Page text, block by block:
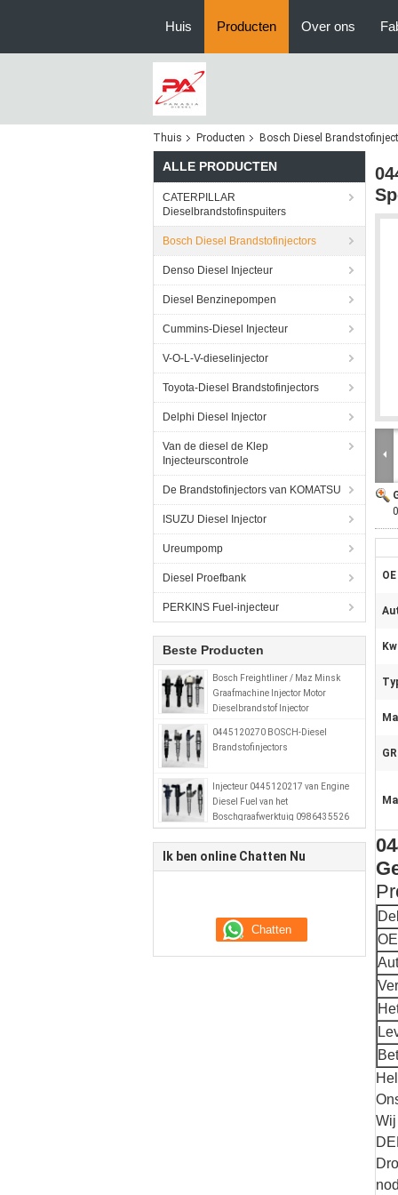
Huis Producten Over ons
Thuis Producten Bosch Diesel
ALLE PRODUCTEN
CATERPILLAR
Dieselbrandstofinspuiters
Bosch Diesel Brandstofinjectors
Denso Diesel Injecteur
Diesel Benzinepompen
Cummins-Diesel Injecteur
V-O-L-V-dieselinjector
Toyota-Diesel Brandstofinjectors
Delphi Diesel Injector
Van de diesel de Klep
Injecteurscontrole
De Brandstofinjectors van KOMATSU
ISUZU Diesel Injector
Ureumpomp
Diesel Proefbank
PERKINS Fuel-injecteur
Beste Producten
Bosch Freightliner / Maz Minsk
Graafmachine Injector Motor
Dieselbrandstof Injector
A0280746902
0445120270 BOSCH-Diesel
Brandstofinjectors
Injecteur 0445120217 van Engine
Diesel Fuel van het
Boschgraafwerktuig 0986435526
51101006064
Ik ben online Chatten Nu